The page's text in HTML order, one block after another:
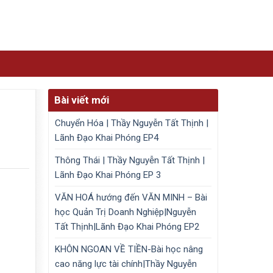
Bài viết mới
Chuyển Hóa | Thầy Nguyễn Tất Thịnh |
Lãnh Đạo Khai Phóng EP4
Thông Thái | Thầy Nguyễn Tất Thịnh |
Lãnh Đạo Khai Phóng EP 3
VĂN HOÁ hướng đến VĂN MINH – Bài
học Quản Trị Doanh Nghiệp|Nguyễn
Tất Thịnh|Lãnh Đạo Khai Phóng EP2
KHÔN NGOAN VỀ TIỀN-Bài học nâng
cao năng lực tài chính|Thầy Nguyễn